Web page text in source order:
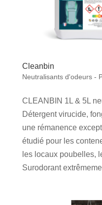
Cleanbin
Neutralisants d'odeurs -
CLEANBIN 1L & 5L
Détergent virucide,
une rémanence
étudié pour les
les locaux poubelles,
Surodorant